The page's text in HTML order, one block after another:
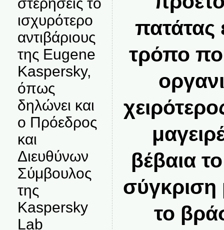
ισχυρότερο
αντιβάριους
της Eugene
Kaspersky,
όπως
δηλώνει και
ο Πρόεδρος
και
Διευθύνων
Σύμβουλος
της
Kaspersky
Lab
πατάτας
τρόπο
βέβαια
σύγκριση
το